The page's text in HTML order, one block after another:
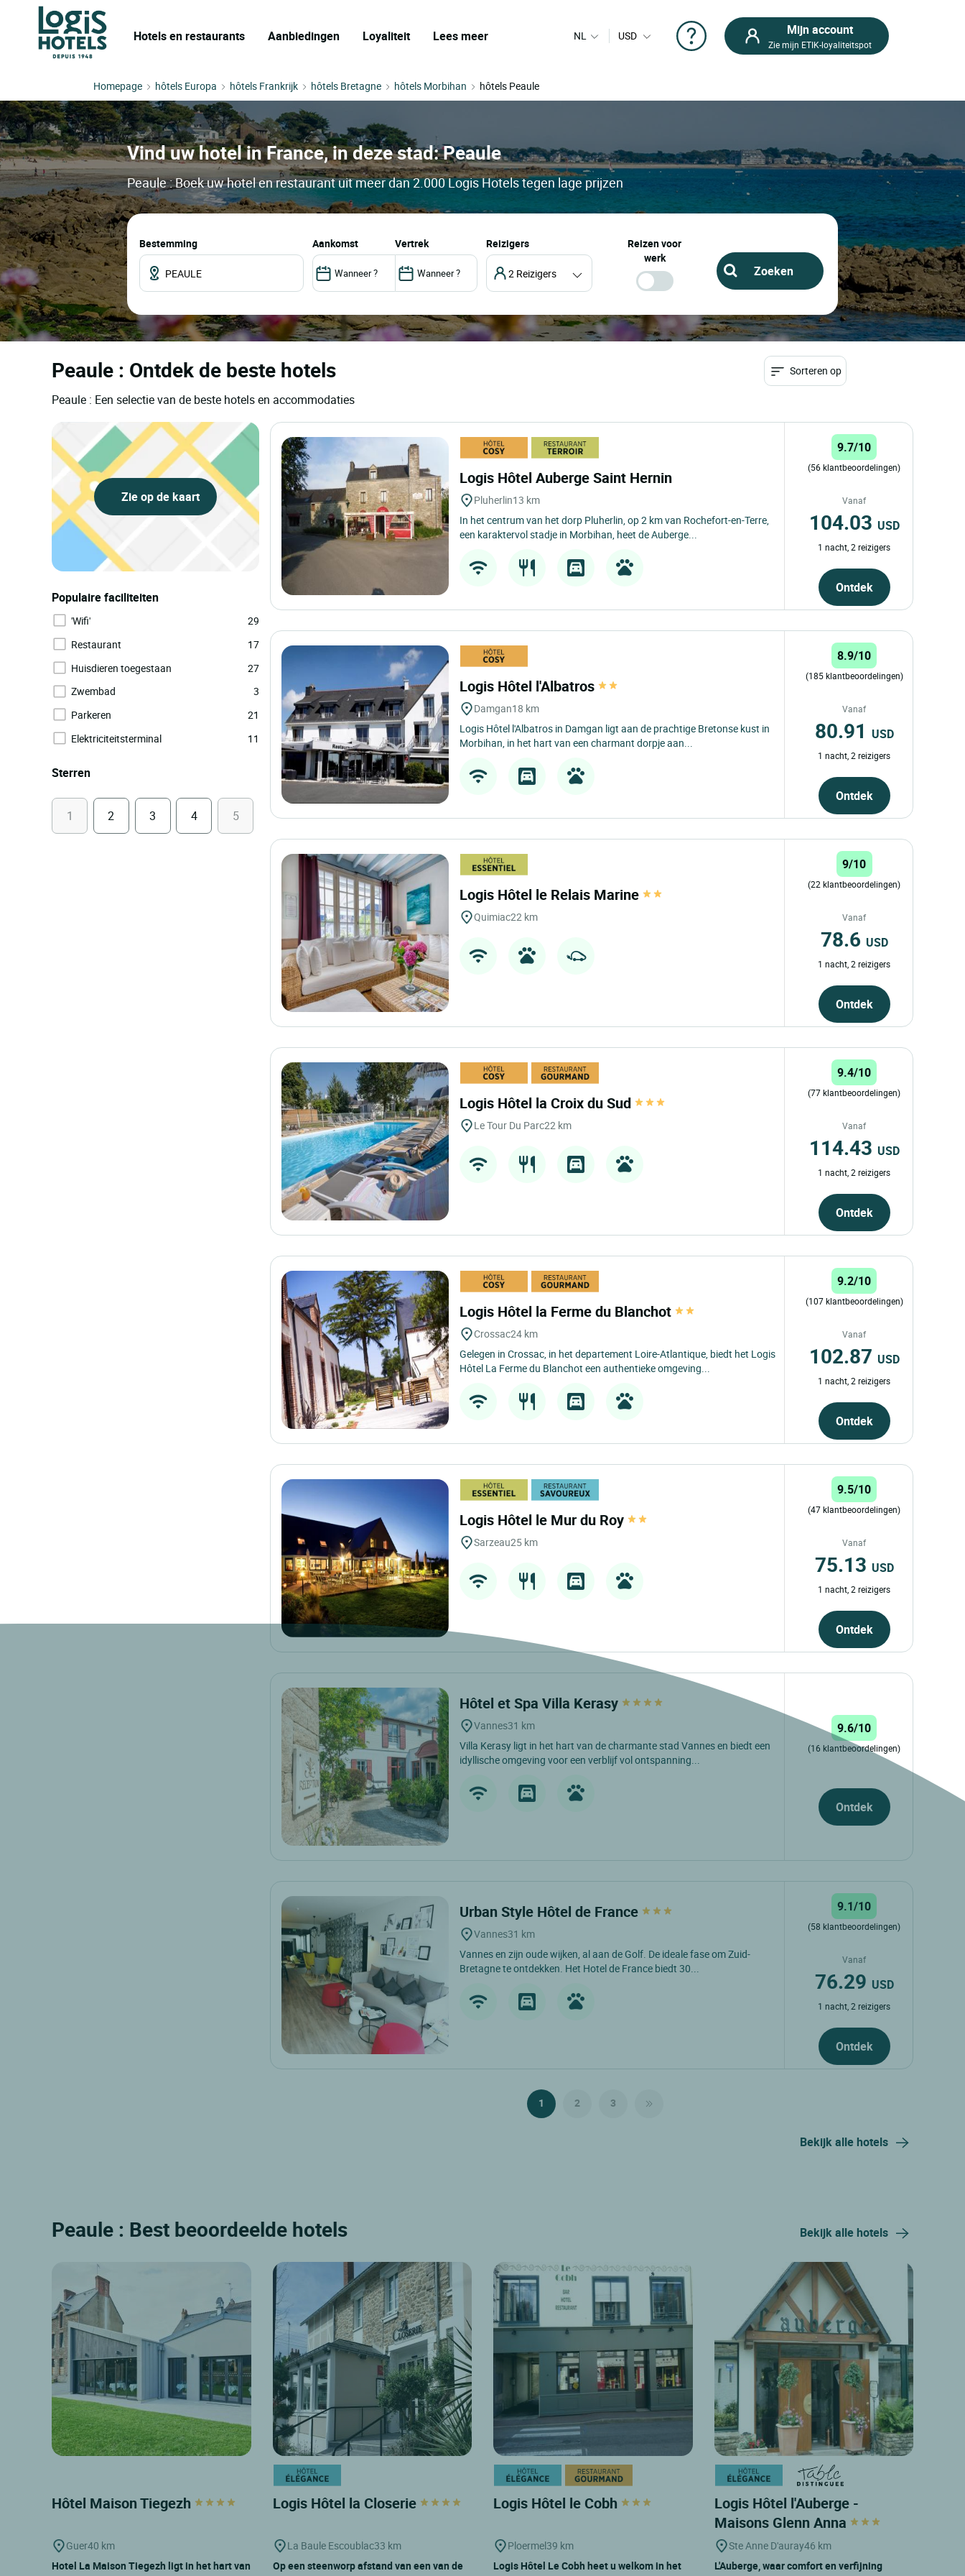
Hotels en restaurants Aanbiedingen Loyaliteit Lees meer NL USD Mijn account
Zie mijn ETIK-loyaliteitspot
Homepage hôtels Europa hôtels Frankrijk hôtels Bretagne hôtels Morbihan hôtels Peaule
Vind uw hotel in France, in deze stad: Peaule
Peaule : Boek uw hotel en restaurant uit meer dan 2.000 Logis Hotels tegen lage prijzen
Bestemming aankomst vertrek Reizigers
2 Reizigers
Reizen voor
werk
Peaule : Ontdek de beste hotels
Peaule : Een selectie van de beste hotels en accommodaties
Sorteren op
Zie op de kaart
Populaire faciliteiten
'Wifi'
29
Restaurant
17
Huisdieren toegestaan
27
Zwembad
3
Parkeren
21
Elektriciteitsterminal
11
Sterren
1 2 3 4 5
Logis Hôtel Auberge Saint Hernin
Pluherlin13 km
In het centrum van het dorp Pluherlin, op 2 km van Rochefort-en-Terre,
een karaktervol stadje in Morbihan, heet de Auberge...
9.7/10
(56 klantbeoordelingen)
Vanaf
104.03 USD
1 nacht, 2 reizigers
Ontdek
Logis Hôtel l'Albatros
Damgan18 km
Logis Hôtel l'Albatros in Damgan ligt aan de prachtige Bretonse kust in
Morbihan, in het hart van een charmant dorpje aan...
8.9/10
(185 klantbeoordelingen)
Vanaf
80.91 USD
1 nacht, 2 reizigers
Ontdek
Logis Hôtel le Relais Marine
Quimiac22 km
9/10
(22 klantbeoordelingen)
Vanaf
78.6 USD
1 nacht, 2 reizigers
Ontdek
Logis Hôtel la Croix du Sud
Le Tour Du Parc22 km
9.4/10
(77 klantbeoordelingen)
Vanaf
114.43 USD
1 nacht, 2 reizigers
Ontdek
Logis Hôtel la Ferme du Blanchot
Crossac24 km
Gelegen in Crossac, in het departement Loire-Atlantique, biedt het Logis
Hôtel La Ferme du Blanchot een authentieke omgeving...
9.2/10
(107 klantbeoordelingen)
Vanaf
102.87 USD
1 nacht, 2 reizigers
Ontdek
Logis Hôtel le Mur du Roy
Sarzeau25 km
9.5/10
(47 klantbeoordelingen)
Vanaf
75.13 USD
1 nacht, 2 reizigers
Ontdek
Hôtel et Spa Villa Kerasy
Vannes31 km
Villa Kerasy ligt in het hart van de charmante stad Vannes en biedt een
idyllische omgeving voor een verblijf vol ontspanning...
9.6/10
(16 klantbeoordelingen)
Ontdek
Urban Style Hôtel de France
Vannes31 km
Vannes en zijn oude wijken, al aan de Golf. De ideale fase om Zuid-
Bretagne te ontdekken. Het Hotel de France biedt 30...
9.1/10
(58 klantbeoordelingen)
Vanaf
76.29 USD
1 nacht, 2 reizigers
Ontdek
1 2 3
Bekijk alle hotels
Peaule : Best beoordeelde hotels Bekijk alle hotels
Hôtel Maison Tiegezh
Guer40 km
Hotel La Maison Tiegezh ligt in het hart van
Logis Hôtel la Closerie
La Baule Escoublac33 km
Op een steenworp afstand van een van de
Logis Hôtel le Cobh
Ploermel39 km
Logis Hôtel Le Cobh heet u welkom in het
Logis Hôtel l'Auberge -
Maisons Glenn Anna
Ste Anne D'auray46 km
L'Auberge, waar comfort en verfijning